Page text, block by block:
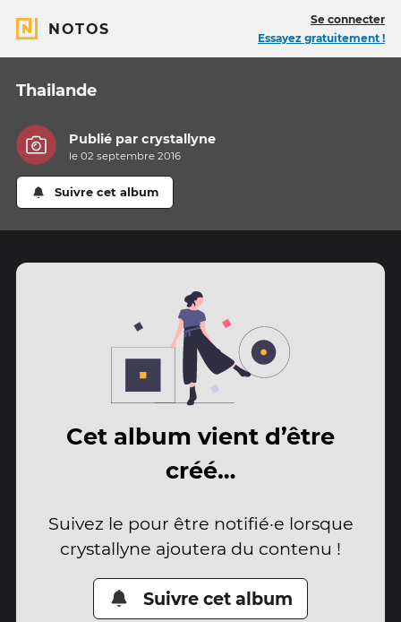
NOTOS
Se connecter
Essayez gratuitement !
Thailande
Publié parcrystallyne
le 02 septembre 2016
Suivre cet album
Cet album vient d’être
créé…
Suivez le pour être notifié·e lorsque
crystallyne ajoutera du contenu !
Suivre cet album